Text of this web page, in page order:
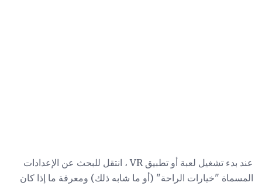
عند بدء تشغيل لعبة أو تطبيق VR ، انتقل للبحث عن الإعدادات
المسماة "خيارات الراحة" (أو ما شابه ذلك) ومعرفة ما إذا كان